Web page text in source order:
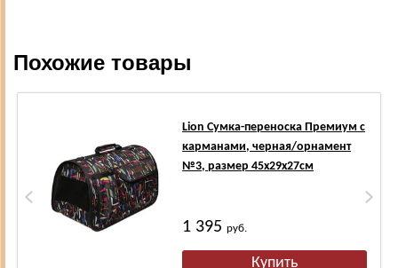
Похожие товары
Lion Сумка-переноска Премиум с
карманами, черная/орнамент
№3, размер 45х29х27см
1 395руб.